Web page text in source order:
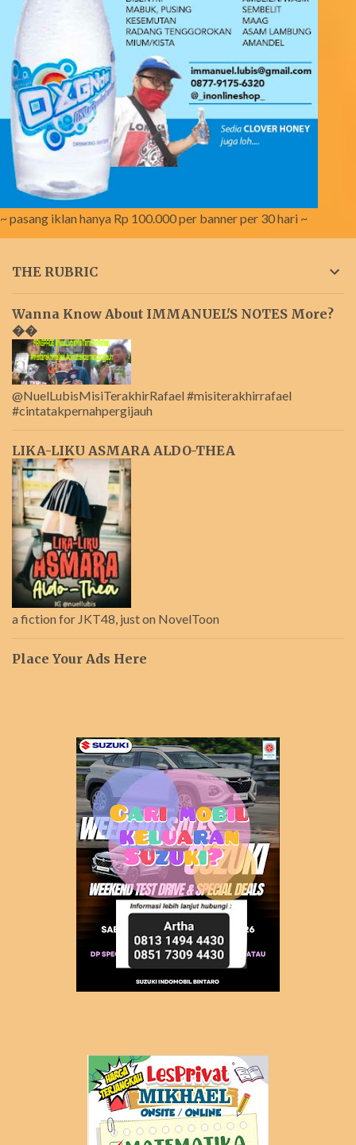
~ pasang iklan hanya Rp 100.000 per banner per 30 hari ~
THE RUBRIC
Wanna Know About IMMANUEL'S NOTES More?
��
@NuelLubisMisiTerakhirRafael #misiterakhirrafael
#cintatakpernahpergijauh
LIKA-LIKU ASMARA ALDO-THEA
a fiction for JKT48, just on NovelToon
Place Your Ads Here